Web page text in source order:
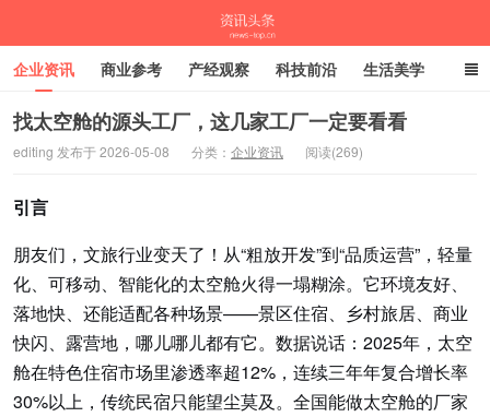
企业资讯 商业参考 产经观察 科技前沿 生活美学
时尚潮流 母婴亲子 专栏
找太空舱的源头工厂，这几家工厂一定要看看
editing 发布于 2026-05-08 分类： 企业资讯 阅读(269)
引言
朋友们，文旅行业变天了！从“粗放开发”到“品质运营”，轻量
化、可移动、智能化的太空舱火得一塌糊涂。它环境友好、
落地快、还能适配各种场景——景区住宿、乡村旅居、商业
快闪、露营地，哪儿哪儿都有它。数据说话：2025年，太空
舱在特色住宿市场里渗透率超12%，连续三年年复合增长率
30%以上，传统民宿只能望尘莫及。全国能做太空舱的厂家